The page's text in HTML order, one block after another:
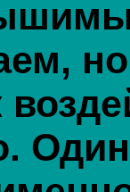
но